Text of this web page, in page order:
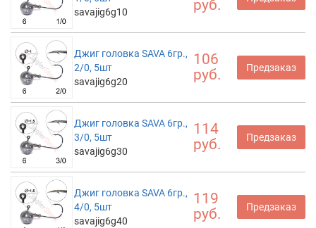
savajig6g10
руб.
Джиг головка SAVA 6гр.,
2/0, 5шт
savajig6g20
106
руб.
Предзаказ
Джиг головка SAVA 6гр.,
3/0, 5шт
savajig6g30
114
руб.
Предзаказ
Джиг головка SAVA 6гр.,
4/0, 5шт
savajig6g40
119
руб.
Предзаказ